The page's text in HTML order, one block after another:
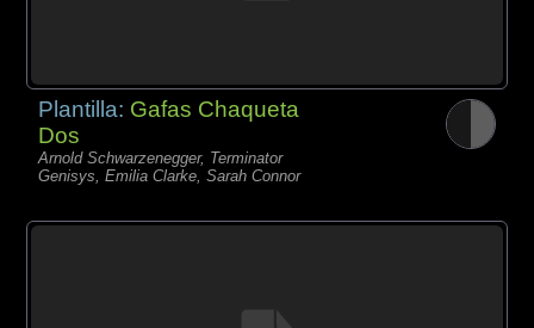
Plantilla: Gafas Chaqueta
Dos
Arnold Schwarzenegger, Terminator
Genisys, Emilia Clarke, Sarah Connor